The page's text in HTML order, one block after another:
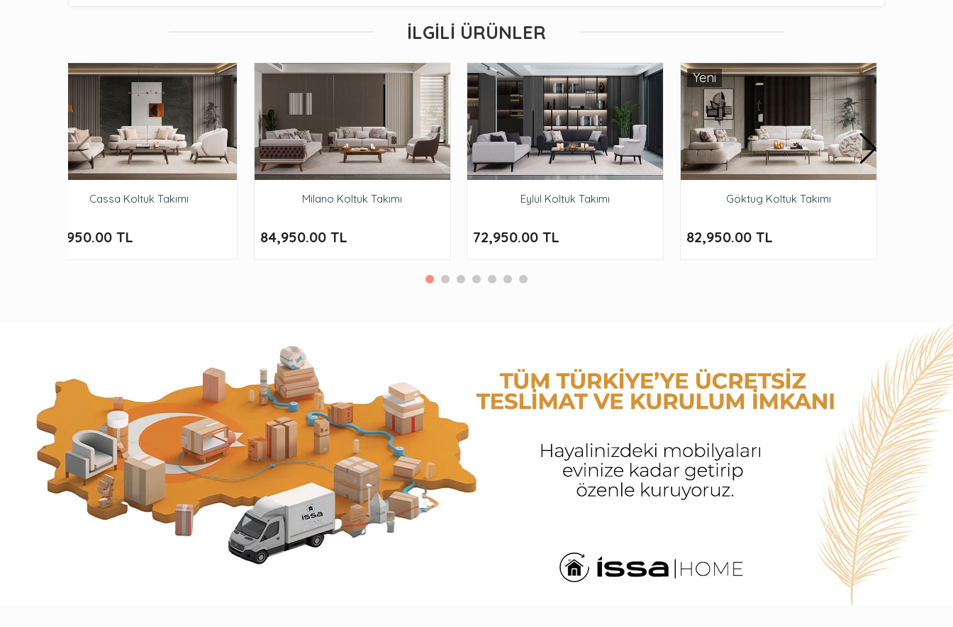
İLGILI ÜRÜNLER
Cassa Koltuk Takımı
83,950.00 TL
Milano Koltuk Takımı
84,950.00 TL
Eylül Koltuk Takımı
72,950.00 TL
Yeni
Göktug Koltuk Takımı
82,950.00 TL